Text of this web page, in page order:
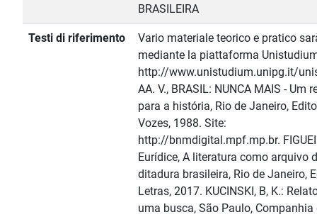
BRASILEIRA
Testi di riferimento
Vario materiale teorico e pratico
mediante la piattaforma
http://www.unistudium.unipg.it/
AA. V., BRASIL: NUNCA MAIS - Um
para a história, Rio de Janeiro,
Vozes, 1988. Site:
http://bnmdigital.mpf.mp.br.
Eurídice, A literatura como arquivo
ditadura brasileira, Rio de Janeiro,
Letras, 2017. KUCINSKI, B, K.:
uma busca, São Paulo, Companhia